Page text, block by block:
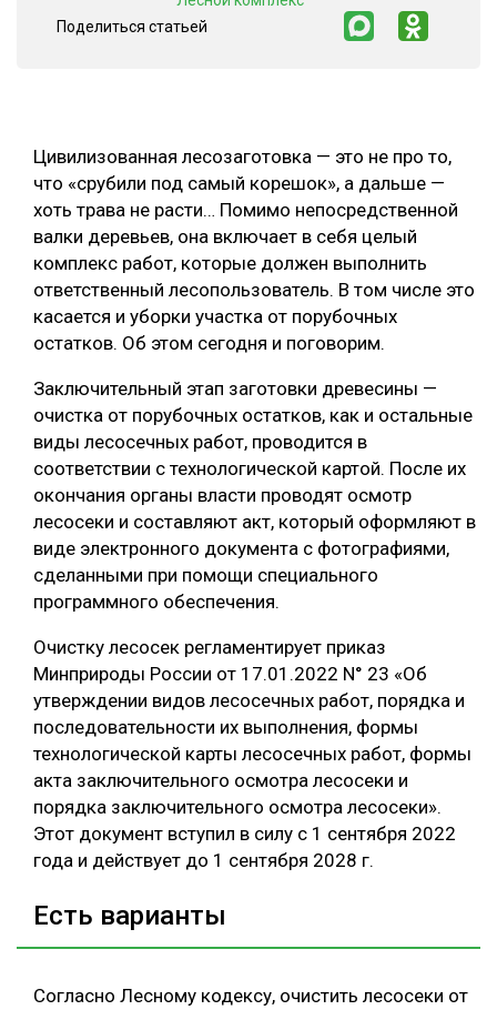
СУШКА ДРЕВЕСИНЫ
Цивилизованная лесозаготовка — это не про то,
что «срубили под самый корешок», а дальше —
хоть трава не расти… Помимо непосредственной
валки деревьев, она включает в себя целый
комплекс работ, которые должен выполнить
ответственный лесопользователь. В том числе это
касается и уборки участка от порубочных
остатков. Об этом сегодня и поговорим.
Заключительный этап заготовки древесины —
очистка от порубочных остатков, как и остальные
виды лесосечных работ, проводится в
соответствии с технологической картой. После их
окончания органы власти проводят осмотр
лесосеки и составляют акт, который оформляют в
виде электронного документа с фотографиями,
сделанными при помощи специального
программного обеспечения.
Очистку лесосек регламентирует приказ
Минприроды России от 17.01.2022 N° 23 «Об
утверждении видов лесосечных работ, порядка и
последовательности их выполнения, формы
технологической карты лесосечных работ, формы
акта заключительного осмотра лесосеки и
порядка заключительного осмотра лесосеки».
Этот документ вступил в силу с 1 сентября 2022
года и действует до 1 сентября 2028 г.
Есть варианты
Согласно Лесному кодексу, очистить лесосеки от
Поделиться статьей